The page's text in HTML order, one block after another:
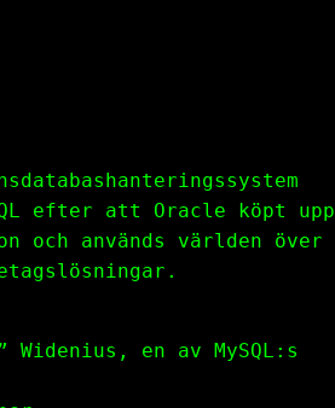
efter att Oracle köpt upp
och används världen över
en av MySQL:s